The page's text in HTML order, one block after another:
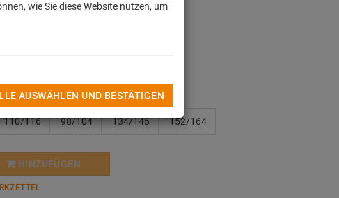
110/116 98/104 134/146 152/164
HINZUFÜGEN
wie Sie diese Website nutzen, um
AUSWÄHLEN UND BESTÄTIGEN